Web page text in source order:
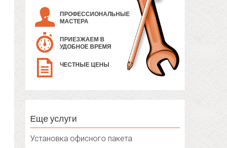
ПРОФЕССИОНАЛЬНЫЕ
МАСТЕРА
ПРИЕЗЖАЕМ В
УДОБНОЕ ВРЕМЯ
ЧЕСТНЫЕ ЦЕНЫ
Еще услуги
Установка офисного пакета